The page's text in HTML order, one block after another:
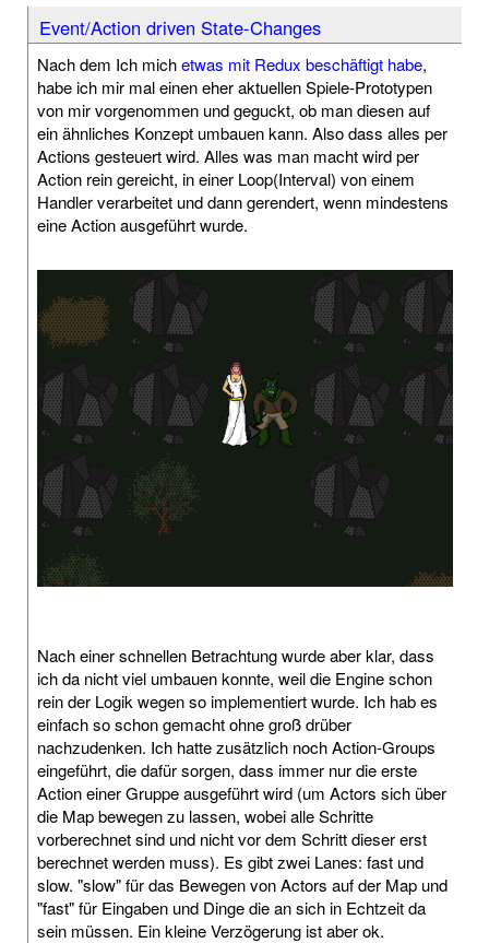
Event/Action driven State-Changes
Nach dem Ich michetwas mit Redux beschäftigt habe,
habe ich mir mal einen eher aktuellen Spiele-Prototypen
von mir vorgenommen und geguckt, ob man diesen auf
ein ähnliches Konzept umbauen kann. Also dass alles per
Actions gesteuert wird. Alles was man macht wird per
Action rein gereicht, in einer Loop(Interval) von einem
Handler verarbeitet und dann gerendert, wenn mindestens
eine Action ausgeführt wurde.
Nach einer schnellen Betrachtung wurde aber klar, dass
ich da nicht viel umbauen konnte, weil die Engine schon
rein der Logik wegen so implementiert wurde. Ich hab es
einfach so schon gemacht ohne groß drüber
nachzudenken. Ich hatte zusätzlich noch Action-Groups
eingeführt, die dafür sorgen, dass immer nur die erste
Action einer Gruppe ausgeführt wird (um Actors sich über
die Map bewegen zu lassen, wobei alle Schritte
vorberechnet sind und nicht vor dem Schritt dieser erst
berechnet werden muss). Es gibt zwei Lanes: fast und
slow. "slow" für das Bewegen von Actors auf der Map und
"fast" für Eingaben und Dinge die an sich in Echtzeit da
sein müssen. Ein kleine Verzögerung ist aber ok.